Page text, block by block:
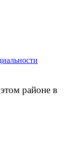
районе в